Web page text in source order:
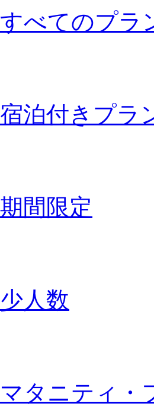
すべてのプラ
宿泊付きプラ
期間限定
少人数
マタニティ・